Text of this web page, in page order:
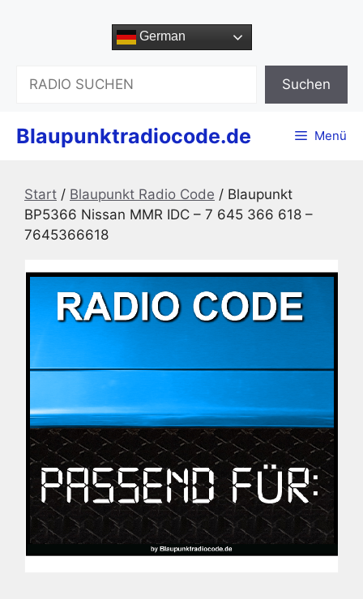
German
Suchen
Blaupunktradiocode.de Menü
Start / Blaupunkt Radio Code / Blaupunkt
BP5366 Nissan MMR IDC – 7 645 366 618 –
7645366618